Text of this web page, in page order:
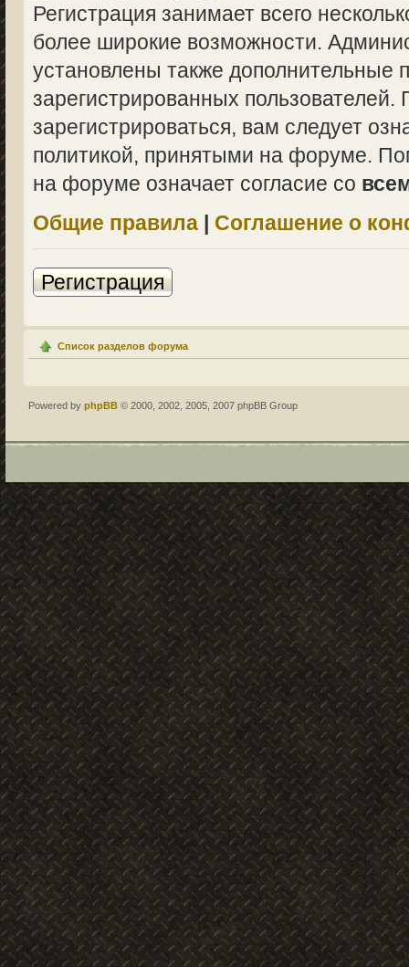
Регистрация занимает всего
более широкие возможности.
установлены также дополнительные
зарегистрированных
зарегистрироваться, вам следует
политикой, принятыми на форуме.
на форуме означает согласие со
Общие правила | Соглашение о
Регистрация
Список разделов форума
Powered by phpBB © 2000, 2002, 2005, 2007 phpBB Group